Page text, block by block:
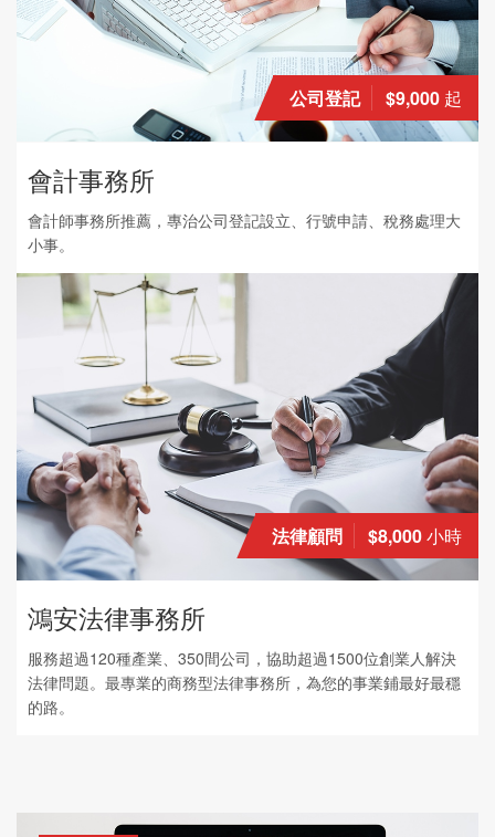
公司登記 $9,000 起
會計事務所
會計師事務所推薦，專治公司登記設立、行號申請、稅務處理大
小事。
法律顧問 $8,000小時
鴻安法律事務所
服務超過120種產業、350間公司，協助超過1500位創業人解決
法律問題。最專業的商務型法律事務所，為您的事業鋪最好最穩
的路。